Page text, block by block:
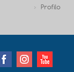
Profilo